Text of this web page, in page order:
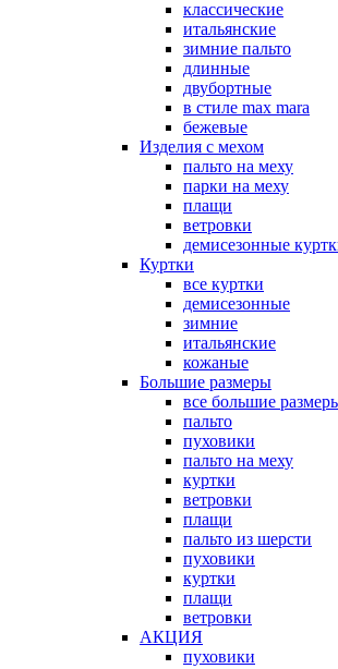
классические
итальянские
зимние пальто
длинные
двубортные
в стиле max mara
бежевые
Изделия с мехом
пальто на меху
парки на меху
плащи
ветровки
демисезонные
Куртки
все куртки
демисезонные
зимние
итальянские
кожаные
Большие размеры
все большие
пальто
пуховики
пальто на меху
куртки
ветровки
плащи
пальто из шерсти
пуховики
куртки
плащи
ветровки
АКЦИЯ
пуховики